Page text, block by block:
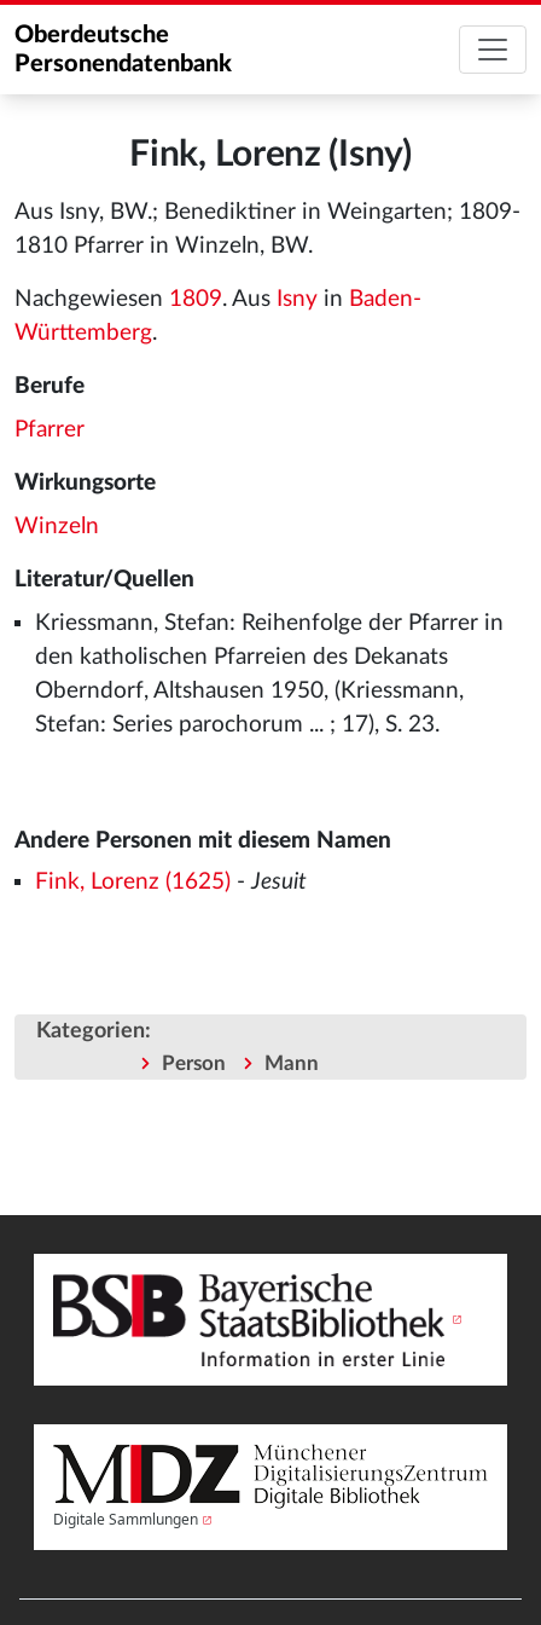
Oberdeutsche
Personendatenbank
Fink, Lorenz (Isny)
Aus Isny, BW.; Benediktiner in Weingarten; 1809-
1810 Pfarrer in Winzeln, BW.
Nachgewiesen 1809. Aus Isny in Baden-
Württemberg.
Berufe
Pfarrer
Wirkungsorte
Winzeln
Literatur/Quellen
Kriessmann, Stefan: Reihenfolge der Pfarrer in
den katholischen Pfarreien des Dekanats
Oberndorf, Altshausen 1950, (Kriessmann,
Stefan: Series parochorum ... ; 17), S. 23.
Andere Personen mit diesem Namen
Fink, Lorenz (1625)-Jesuit
Kategorien:
Person Mann
Digitale Sammlungen